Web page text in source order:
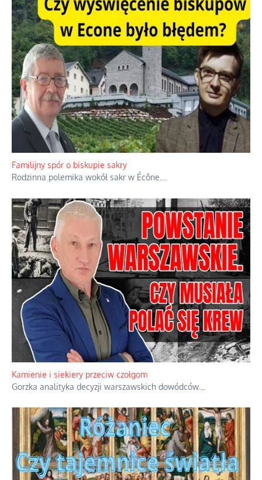
Familijny spór o biskupie sakry
Rodzinna polemika wokół sakr w Écône.
Kamienie i siekiery przeciw czołgom
Gorzka analityka decyzji warszawskich dowódców.